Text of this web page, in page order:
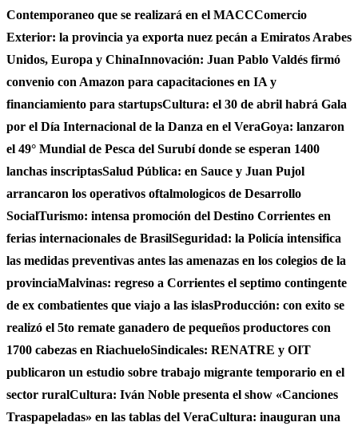
Contemporaneo que se realizará en el MACCComercio
Exterior: la provincia ya exporta nuez pecán a Emiratos Arabes
Unidos, Europa y ChinaInnovación: Juan Pablo Valdés firmó
convenio con Amazon para capacitaciones en IA y
financiamiento para startupsCultura: el 30 de abril habrá Gala
por el Día Internacional de la Danza en el VeraGoya: lanzaron
el 49° Mundial de Pesca del Surubí donde se esperan 1400
lanchas inscriptasSalud Pública: en Sauce y Juan Pujol
arrancaron los operativos oftalmologicos de Desarrollo
SocialTurismo: intensa promoción del Destino Corrientes en
ferias internacionales de BrasilSeguridad: la Policía intensifica
las medidas preventivas antes las amenazas en los colegios de la
provinciaMalvinas: regreso a Corrientes el septimo contingente
de ex combatientes que viajo a las islasProducción: con exito se
realizó el 5to remate ganadero de pequeños productores con
1700 cabezas en RiachueloSindicales: RENATRE y OIT
publicaron un estudio sobre trabajo migrante temporario en el
sector ruralCultura: Iván Noble presenta el show «Canciones
Traspapeladas» en las tablas del VeraCultura: inauguran una